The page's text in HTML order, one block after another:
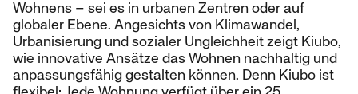
Wohnens – sei es in urbanen Zentren oder auf
globaler Ebene. Angesichts von Klimawandel,
Urbanisierung und sozialer Ungleichheit zeigt Kiubo,
wie innovative Ansätze das Wohnen nachhaltig und
anpassungsfähig gestalten können. Denn Kiubo ist